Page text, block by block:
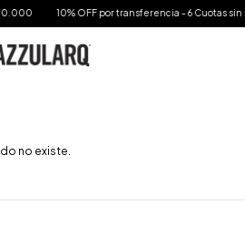
10% OFF por transferencia - 6 Cuotas sin interes
no existe.